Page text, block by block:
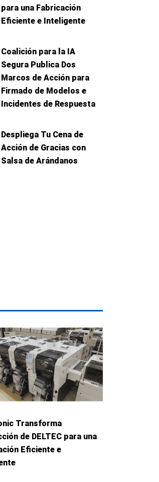
para una Fabricación
Eficiente e Inteligente
Coalición para la IA
Segura Publica Dos
Marcos de Acción para
Firmado de Modelos e
Incidentes de Respuesta
Despliega Tu Cena de
Acción de Gracias con
Salsa de Arándanos
Transforma
de DELTEC para una
Eficiente e